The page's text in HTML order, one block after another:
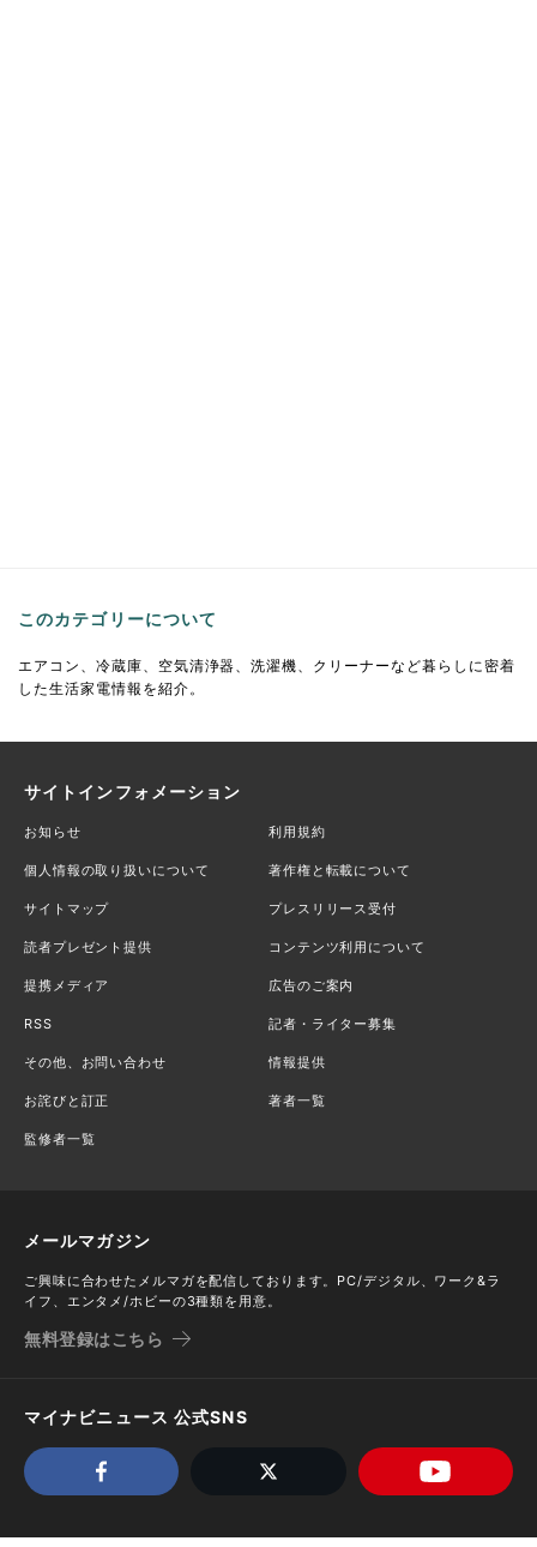
このカテゴリーについて
エアコン、冷蔵庫、空気清浄器、洗濯機、クリーナーなど暮らしに密着
した生活家電情報を紹介。
サイトインフォメーション
お知らせ 利用規約
個人情報の取り扱いについて 著作権と転載について
サイトマップ プレスリリース受付
読者プレゼント提供 コンテンツ利用について
提携メディア 広告のご案内
RSS 記者・ライター募集
その他、お問い合わせ 情報提供
お詫びと訂正 著者一覧
監修者一覧
メールマガジン
ご興味に合わせたメルマガを配信しております。PC/デジタル、ワーク&ラ
イフ、エンタメ/ホビーの3種類を用意。
無料登録はこちら
マイナビニュース 公式SNS